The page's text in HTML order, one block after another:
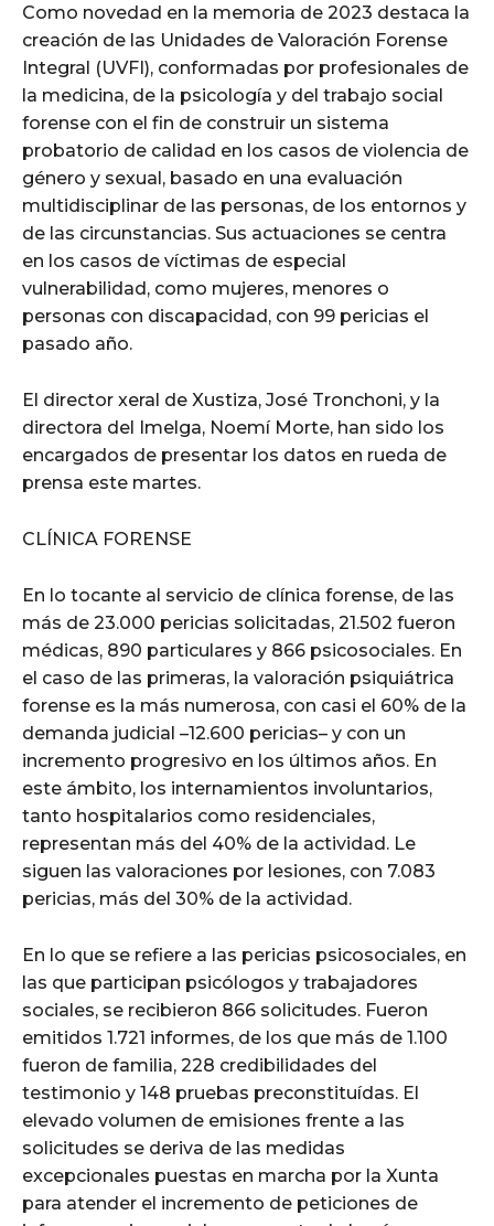
Como novedad en la memoria de 2023 destaca la
creación de las Unidades de Valoración Forense
Integral (UVFI), conformadas por profesionales de
la medicina, de la psicología y del trabajo social
forense con el fin de construir un sistema
probatorio de calidad en los casos de violencia de
género y sexual, basado en una evaluación
multidisciplinar de las personas, de los entornos y
de las circunstancias. Sus actuaciones se centra
en los casos de víctimas de especial
vulnerabilidad, como mujeres, menores o
personas con discapacidad, con 99 pericias el
pasado año.
El director xeral de Xustiza, José Tronchoni, y la
directora del Imelga, Noemí Morte, han sido los
encargados de presentar los datos en rueda de
prensa este martes.
CLÍNICA FORENSE
En lo tocante al servicio de clínica forense, de las
más de 23.000 pericias solicitadas, 21.502 fueron
médicas, 890 particulares y 866 psicosociales. En
el caso de las primeras, la valoración psiquiátrica
forense es la más numerosa, con casi el 60% de la
demanda judicial –12.600 pericias– y con un
incremento progresivo en los últimos años. En
este ámbito, los internamientos involuntarios,
tanto hospitalarios como residenciales,
representan más del 40% de la actividad. Le
siguen las valoraciones por lesiones, con 7.083
pericias, más del 30% de la actividad.
En lo que se refiere a las pericias psicosociales, en
las que participan psicólogos y trabajadores
sociales, se recibieron 866 solicitudes. Fueron
emitidos 1.721 informes, de los que más de 1.100
fueron de familia, 228 credibilidades del
testimonio y 148 pruebas preconstituídas. El
elevado volumen de emisiones frente a las
solicitudes se deriva de las medidas
excepcionales puestas en marcha por la Xunta
para atender el incremento de peticiones de